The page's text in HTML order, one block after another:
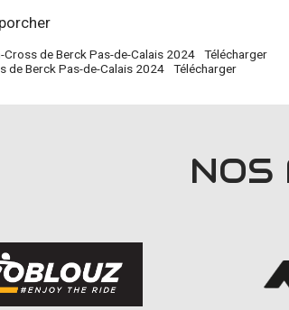
Cross de Berck Pas-de-Calais 2024
Télécharger
de Berck Pas-de-Calais 2024
Télécharger
NOS